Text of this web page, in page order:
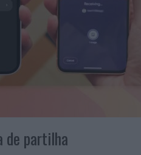
de partilha